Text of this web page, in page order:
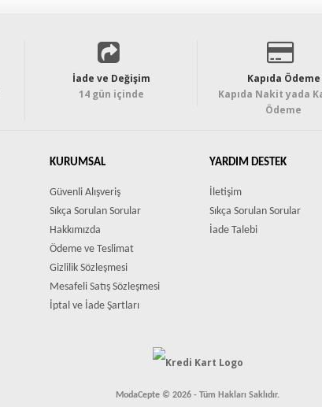
İade ve Değişim
14 gün içinde
Kapıda Ödeme
Kapıda Nakit yada
Ödeme
KURUMSAL
Güvenli Alışveriş
Sıkça Sorulan Sorular
Hakkımızda
Ödeme ve Teslimat
Gizlilik Sözleşmesi
Mesafeli Satış Sözleşmesi
İptal ve İade Şartları
YARDIM DESTEK
İletişim
Sıkça Sorulan Sorular
İade Talebi
ModaCepte © 2026 - Tüm Hakları Saklıdır.